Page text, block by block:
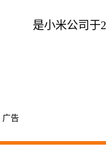
是小米公司于
广告